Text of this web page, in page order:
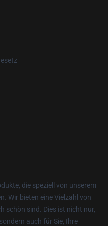
die speziell von unserem
Wir bieten eine Vielzahl von
schön sind. Dies ist nicht nur,
auch für Sie, Ihre